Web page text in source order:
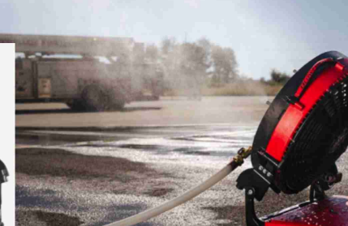
Spécialités / Centres d'intérêt
FDF Feux de foret
SUAP Secours Urgence aux Personnes
Secours Routiers